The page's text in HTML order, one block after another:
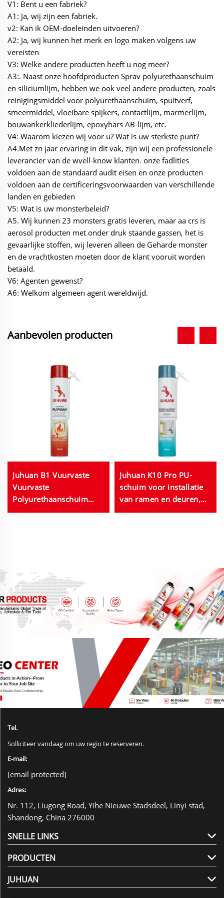
V1: Bent u een fabriek?
A1: Ja, wij zijn een fabriek.
v2: Kan ik OEM-doeleinden uitvoeren?
A2: Ja, wij kunnen het merk en logo maken volgens uw
vereisten
V3: Welke andere producten heeft u nog meer?
A3:. Naast onze hoofdproducten Sprav polyurethaanschuim
en siliciumlijm, hebben we ook veel andere producten, zoals
reinigingsmiddel voor polyurethaanschuim, spuitverf,
smeermiddel, vloeibare spijkers, contactlijm, marmerlijm,
bouwankerkliederlijm, epoxyhars AB-lijm, etc.
V4: Waarom kiezen wij voor u? Wat is uw sterkste punt?
A4.Met zn jaar ervaring in dit vak, zijn wij een professionele
leverancier van de wvell-know klanten. onze fadlities
voldoen aan de standaard audit eisen en onze producten
voldoen aan de certificeringsvoorwaarden van verschillende
landen en gebieden
V5: Wat is uw monsterbeleid?
A5. Wij kunnen 23 monsters gratis leveren, maar aa crs is
aerosol producten met onder druk staande gassen, het is
gevaarlijke stoffen, wij leveren alleen de Geharde monster
en de vrachtkosten moeten door de klant vooruit worden
betaald.
V6: Agenten gewenst?
A6: Welkom algemeen agent wereldwijd.
Aanbevolen producten
Juhuan B1 Vuurvaste
Vuurvaste
Polyurethaanschuim
750ml PU-schuim voor
Juhuan K10 Pro PU-
schuim voor installatie
van ramen en deuren,
eencomponentenschaum
Tel.
Solliciteer vandaag om uw regio te reserveren.
E-mail:
[email protected]
Adres:
Nr. 112, Liugong Road, Yihe Nieuwe Stadsdeel, Linyi stad,
Shandong, China 276000
SNELLE LINKS
PRODUCTEN
JUHUAN